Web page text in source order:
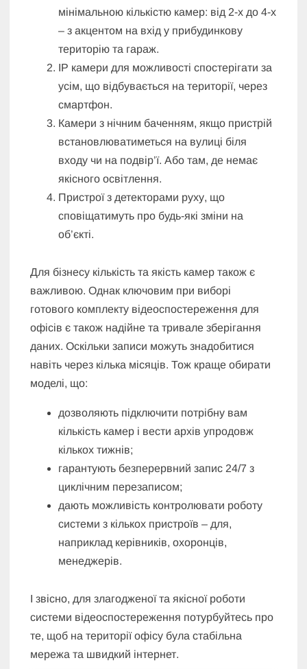
мінімальною кількістю камер: від 2-х до 4-х
– з акцентом на вхід у прибудинкову
територію та гараж.
IP камери для можливості спостерігати за
усім, що відбувається на території, через
смартфон.
Камери з нічним баченням, якщо пристрій
встановлюватиметься на вулиці біля
входу чи на подвір’ї. Або там, де немає
якісного освітлення.
Пристрої з детекторами руху, що
сповіщатимуть про будь-які зміни на
об’єкті.
Для бізнесу кількість та якість камер також є
важливою. Однак ключовим при виборі
готового комплекту відеоспостереження для
офісів є також надійне та тривале зберігання
даних. Оскільки записи можуть знадобитися
навіть через кілька місяців. Тож краще обирати
моделі, що:
дозволяють підключити потрібну вам
кількість камер і вести архів упродовж
кількох тижнів;
гарантують безперервний запис 24/7 з
циклічним перезаписом;
дають можливість контролювати роботу
системи з кількох пристроїв – для,
наприклад керівників, охоронців,
менеджерів.
І звісно, для злагодженої та якісної роботи
системи відеоспостереження потурбуйтесь про
те, щоб на території офісу була стабільна
мережа та швидкий інтернет.